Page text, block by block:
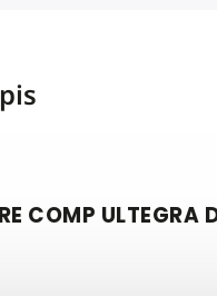
COMP ULTEGRA